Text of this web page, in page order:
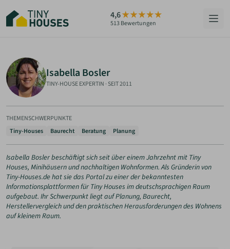
Hauptinhalt
springen
4,6
513 Bewertungen
HÄUSER
BERATUNG
GRUNDSTÜCKE
RATGEBER
ÜBER UNS
ZUM HAUS-FINDER
Isabella Bosler
TINY-HOUSE EXPERTIN · SEIT 2011
THEMENSCHWERPUNKTE
Tiny-Houses
Baurecht Beratung Planung
Isabella Bosler beschäftigt sich seit über einem Jahrzehnt mit Tiny
Houses, Minihäusern und nachhaltigen Wohnformen. Als Gründerin von
Tiny-Houses.de hat sie das Portal zu einer der bekanntesten
Informationsplattformen für Tiny Houses im deutschsprachigen Raum
aufgebaut. Ihr Schwerpunkt liegt auf Planung, Baurecht,
Herstellervergleich und den praktischen Herausforderungen des Wohnens
auf kleinem Raum.